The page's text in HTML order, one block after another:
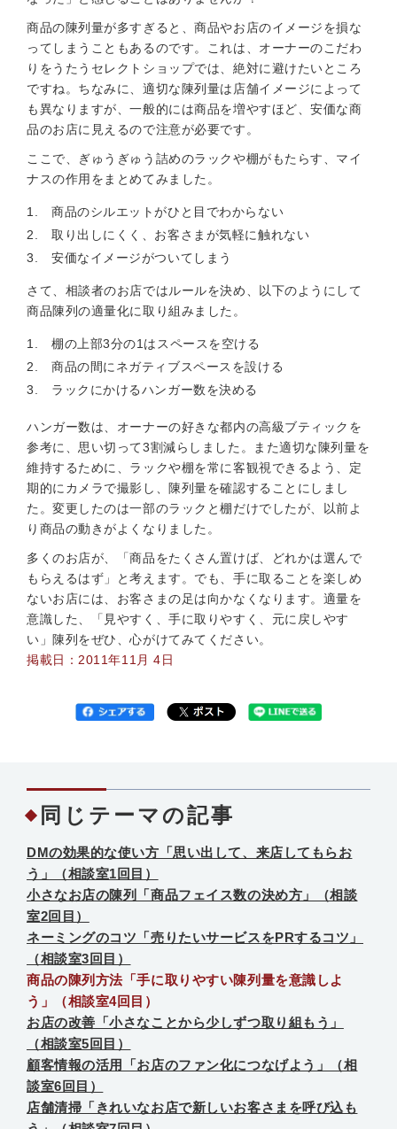
商品の陳列量が多すぎると、商品やお店のイメージを損な
ってしまうこともあるのです。これは、オーナーのこだわ
りをうたうセレクトショップでは、絶対に避けたいところ
ですね。ちなみに、適切な陳列量は店舗イメージによって
も異なりますが、一般的には商品を増やすほど、安価な商
品のお店に見えるので注意が必要です。
ここで、ぎゅうぎゅう詰めのラックや棚がもたらす、マイ
ナスの作用をまとめてみました。
商品のシルエットがひと目でわからない
取り出しにくく、お客さまが気軽に触れない
安価なイメージがついてしまう
さて、相談者のお店ではルールを決め、以下のようにして
商品陳列の適量化に取り組みました。
棚の上部3分の1はスペースを空ける
商品の間にネガティブスペースを設ける
ラックにかけるハンガー数を決める
ハンガー数は、オーナーの好きな都内の高級ブティックを
参考に、思い切って3割減らしました。また適切な陳列量を
維持するために、ラックや棚を常に客観視できるよう、定
期的にカメラで撮影し、陳列量を確認することにしまし
た。変更したのは一部のラックと棚だけでしたが、以前よ
り商品の動きがよくなりました。
多くのお店が、「商品をたくさん置けば、どれかは選んで
もらえるはず」と考えます。でも、手に取ることを楽しめ
ないお店には、お客さまの足は向かなくなります。適量を
意識した、「見やすく、手に取りやすく、元に戻しやす
い」陳列をぜひ、心がけてみてください。
掲載日：2011年11月 4日
同じテーマの記事
DMの効果的な使い方「思い出して、来店してもらお
う」（相談室1回目）
小さなお店の陳列「商品フェイス数の決め方」（相談
室2回目）
ネーミングのコツ「売りたいサービスをPRするコツ」
（相談室3回目）
商品の陳列方法「手に取りやすい陳列量を意識しよ
う」（相談室4回目）
お店の改善「小さなことから少しずつ取り組もう」
（相談室5回目）
顧客情報の活用「お店のファン化につなげよう」（相
談室6回目）
店舗清掃「きれいなお店で新しいお客さまを呼び込も